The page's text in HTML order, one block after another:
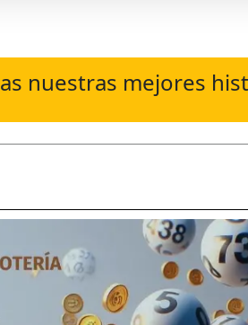
nuestras mejores